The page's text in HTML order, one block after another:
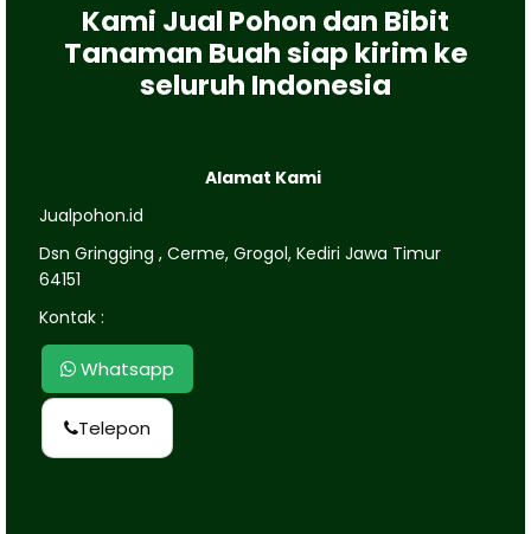
Kami Jual Pohon dan Bibit
Tanaman Buah siap kirim ke
seluruh Indonesia
Alamat Kami
Jualpohon.id
Dsn Gringging , Cerme, Grogol, Kediri Jawa Timur
64151
Kontak :
Whatsapp
Telepon